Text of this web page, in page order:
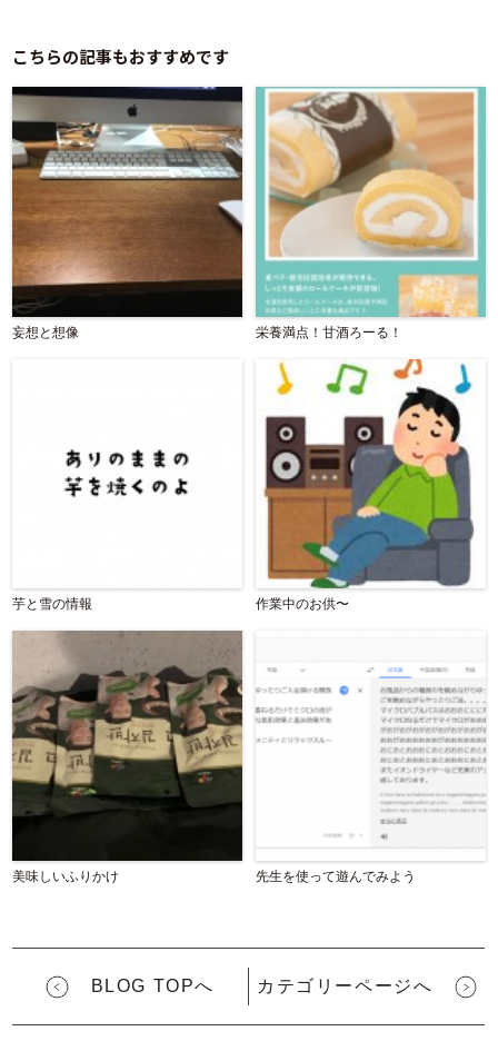
こちらの記事もおすすめです
妄想と想像 栄養満点！甘酒ろーる！
芋と雪の情報 作業中のお供〜
美味しいふりかけ 先生を使って遊んでみよう
BLOG TOPへ カテゴリーページへ